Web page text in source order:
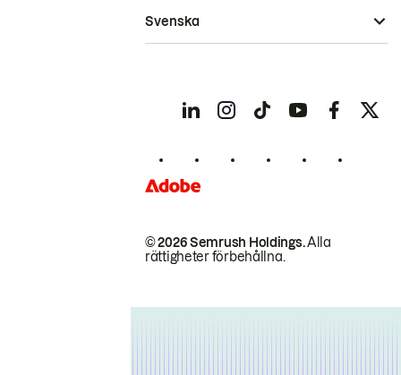
© 2026 Semrush Holdings.Alla
rättigheter förbehållna.
Svenska